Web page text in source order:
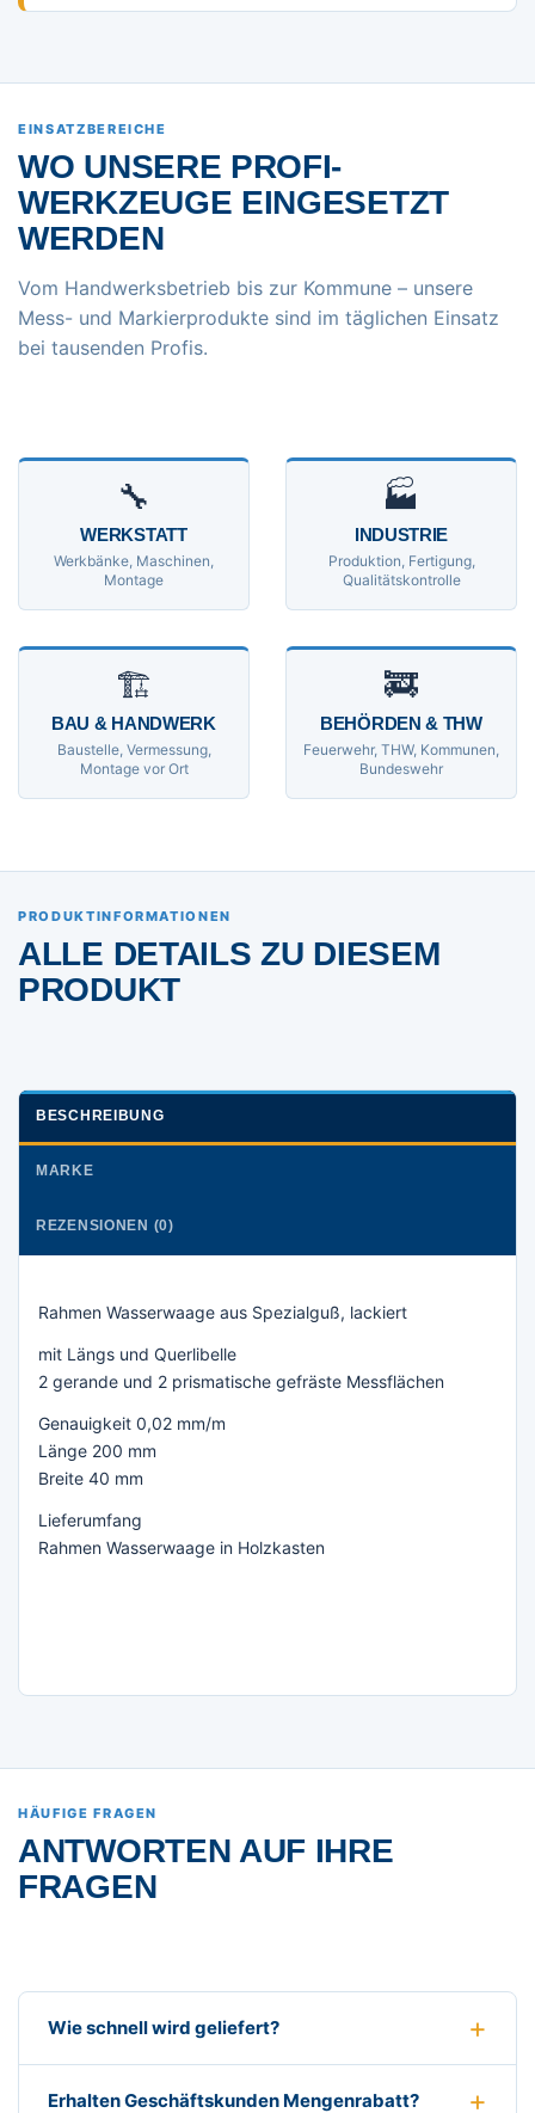
EINSATZBEREICHE
WO UNSERE PROFI-
WERKZEUGE EINGESETZT
WERDEN
Vom Handwerksbetrieb bis zur Kommune – unsere
Mess- und Markierprodukte sind im täglichen Einsatz
bei tausenden Profis.
🔧
WERKSTATT
Werkbänke, Maschinen,
Montage
🏭
INDUSTRIE
Produktion, Fertigung,
Qualitätskontrolle
🏗
BAU & HANDWERK
Baustelle, Vermessung,
Montage vor Ort
🚒
BEHÖRDEN & THW
Feuerwehr, THW, Kommunen,
Bundeswehr
PRODUKTINFORMATIONEN
ALLE DETAILS ZU DIESEM
PRODUKT
BESCHREIBUNG
MARKE
REZENSIONEN (0)
Rahmen Wasserwaage aus Spezialguß, lackiert
mit Längs und Querlibelle
2 gerande und 2 prismatische gefräste Messflächen
Genauigkeit 0,02 mm/m
Länge 200 mm
Breite 40 mm
Lieferumfang
Rahmen Wasserwaage in Holzkasten
HÄUFIGE FRAGEN
ANTWORTEN AUF IHRE
FRAGEN
Wie schnell wird geliefert?
Erhalten Geschäftskunden Mengenrabatt?